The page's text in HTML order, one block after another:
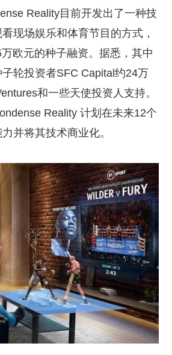
Reality目前开发出了一种技
现场娱乐和体育节目的方式，
欧元的种子融资。据悉，其中
轮投资者SFC Capital约24万
和一些天使投资人支持。
Reality 计划在未来12个
并将其技术商业化。